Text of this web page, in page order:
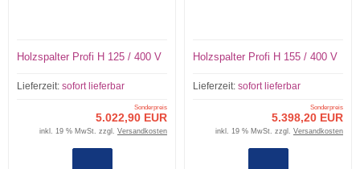
Holzspalter Profi H 125 / 400 V
Lieferzeit: sofort lieferbar
Sonderpreis
5.022,90 EUR
inkl. 19 % MwSt. zzgl. Versandkosten
Holzspalter Profi H 155 / 400 V
Lieferzeit: sofort lieferbar
Sonderpreis
5.398,20 EUR
inkl. 19 % MwSt. zzgl. Versandkosten